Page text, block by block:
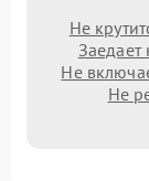
Не
Заедает
Не
Не